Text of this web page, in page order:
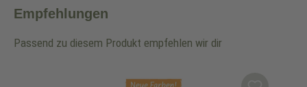
Empfehlungen
Passend zu diesem Produkt empfehlen wir dir